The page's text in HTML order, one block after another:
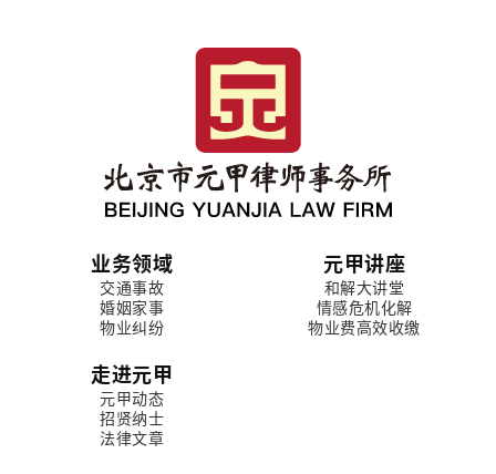
业务领域
交通事故
婚姻家事
物业纠纷
元甲讲座
和解大讲堂
情感危机化解
物业费高效收缴
走进元甲
元甲动态
招贤纳士
法律文章